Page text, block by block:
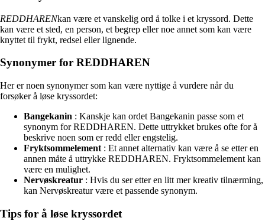
REDDHARENkan være et vanskelig ord å tolke i et kryssord. Dette
kan være et sted, en person, et begrep eller noe annet som kan være
knyttet til frykt, redsel eller lignende.
Synonymer for REDDHAREN
Her er noen synonymer som kan være nyttige å vurdere når du
forsøker å løse kryssordet:
Bangekanin : Kanskje kan ordet Bangekanin passe som et
synonym for REDDHAREN. Dette uttrykket brukes ofte for å
beskrive noen som er redd eller engstelig.
Fryktsommelement : Et annet alternativ kan være å se etter en
annen måte å uttrykke REDDHAREN. Fryktsommelement kan
være en mulighet.
Nervøskreatur : Hvis du ser etter en litt mer kreativ tilnærming,
kan Nervøskreatur være et passende synonym.
Tips for å løse kryssordet